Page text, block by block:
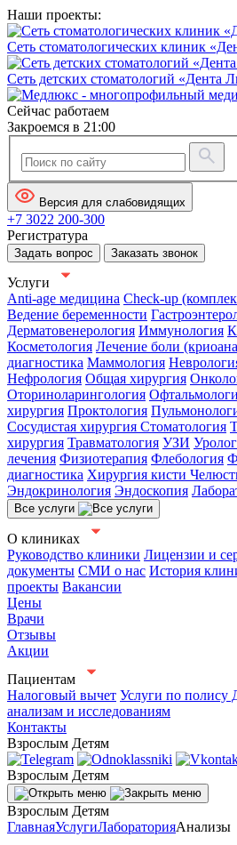
Наши проекты:
Сеть стоматологических клиник
Сеть детских стоматологий «Дента
Сейчас работаем
Закроемся в 21:00
Версия для слабовидящих
+7 3022 200-300
Регистратура
Задать вопрос Заказать звонок
Услуги
Anti-age медицина Check-up
Ведение беременности
Дерматовенерология Иммунология
Косметология Лечение боли
диагностика Маммология
Нефрология Общая хирургия
Оториноларингология
хирургия Проктология
Сосудистая хирургия Стоматология
хирургия Травматология УЗИ
лечения Физиотерапия Флебология
диагностика Хирургия кисти
Эндокринология Эндоскопия
Все услуги
О клиниках
Руководство клиники Лицензии и
документы СМИ о нас История
проекты Вакансии
Цены
Врачи
Отзывы
Акции
Пациентам
Налоговый вычет Услуги по
анализам и исследованиям
Контакты
Взрослым Детям
Взрослым Детям
Взрослым Детям
ГлавнаяУслугиЛабораторияАнализы